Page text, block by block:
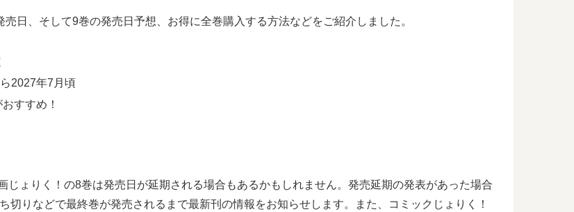
日、そして9巻の発売日予想、お得に全巻購入する方法などをご紹介しました。
2027年7月頃
おすすめ！
ょりく！の8巻は発売日が延期される場合もあるかもしれません。発売延期の発表があった場合
切りなどで最終巻が発売されるまで最新刊の情報をお知らせします。また、コミックじょりく！